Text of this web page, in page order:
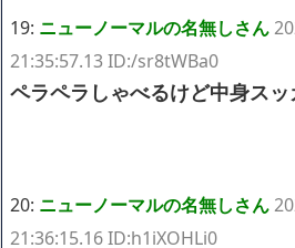
19: ニューノーマルの名無しさん
21:35:57.13 ID:/sr8tWBa0
ペラペラしゃべるけど中身ス
20: ニューノーマルの名無しさん
21:36:15.16 ID:h1iXOHLi0